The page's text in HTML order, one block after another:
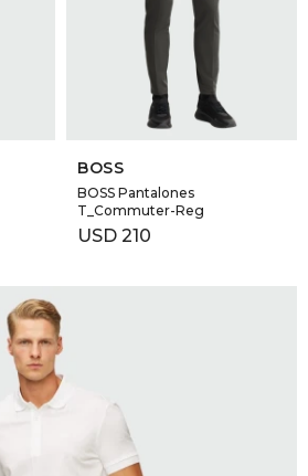
SELECCIONAR TALLE
BOSS
BOSS Pantalones
T_Commuter-Reg
USD 210